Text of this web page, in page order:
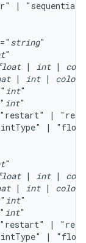
|
string
| int |
| int | color
int
int
|
|
| int |
| int | color
int
int
|
|